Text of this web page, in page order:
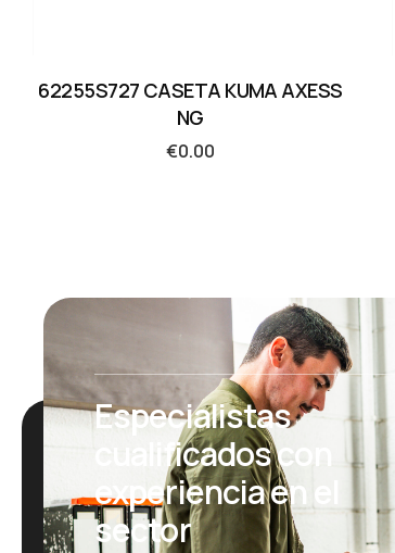
62255S727 CASETA KUMA AXESS
NG
€0.00
Especialistas
cualificados con
experiencia en el
sector